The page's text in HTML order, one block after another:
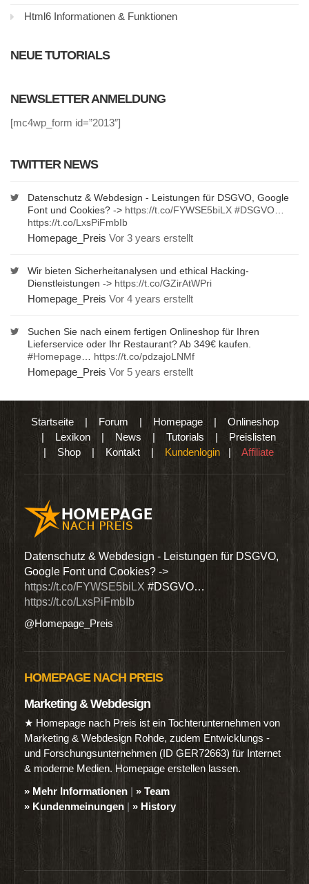
Html6 Informationen & Funktionen
NEUE TUTORIALS
NEWSLETTER ANMELDUNG
[mc4wp_form id=”2013″]
TWITTER NEWS
Datenschutz & Webdesign - Leistungen für DSGVO, Google
Font und Cookies? -> https://t.co/FYWSE5biLX #DSGVO
https://t.co/LxsPiFmbIb
Homepage_Preis Vor 3 years erstellt
Wir bieten Sicherheitanalysen und ethical Hacking-
Dienstleistungen -> https://t.co/GZirAtWPri
Homepage_Preis Vor 4 years erstellt
Suchen Sie nach einem fertigen Onlineshop für Ihren
Lieferservice oder Ihr Restaurant? Ab 349€ kaufen.
#Homepage
https://t.co/pdzajoLNMf
Homepage_Preis Vor 5 years erstellt
Startseite| Forum | Homepage| Onlineshop
| Lexikon |News | Tutorials | Preislisten
| Shop | Kontakt | Kundenlogin | Affiliate
Datenschutz & Webdesign - Leistungen für DSGVO,
Google Font und Cookies? ->
https://t.co/FYWSE5biLX #DSGVO…
https://t.co/LxsPiFmbIb
@Homepage_Preis
HOMEPAGE NACH PREIS
Marketing & Webdesign
★ Homepage nach Preis ist ein Tochterunternehmen von
Marketing & Webdesign Rohde, zudem Entwicklungs -
und Forschungsunternehmen (ID GER72663) für Internet
& moderne Medien. Homepage erstellen lassen.
» Mehr Informationen | » Team
» Kundenmeinungen | » History